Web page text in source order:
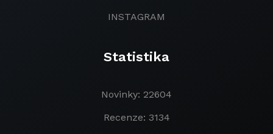
INSTAGRAM
Statistika
Novinky: 22604
Recenze: 3134